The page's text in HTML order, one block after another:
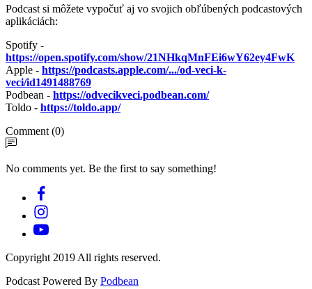
Podcast si môžete vypočuť aj vo svojich obľúbených podcastových
aplikáciách:
Spotify -
https://open.spotify.com/show/21NHkqMnFEi6wY62ey4FwK
Apple - https://podcasts.apple.com/.../od-veci-k-
veci/id1491488769
Podbean - https://odvecikveci.podbean.com/
Toldo - https://toldo.app/
Comment (0)
No comments yet. Be the first to say something!
Copyright 2019 All rights reserved.
Podcast Powered By Podbean